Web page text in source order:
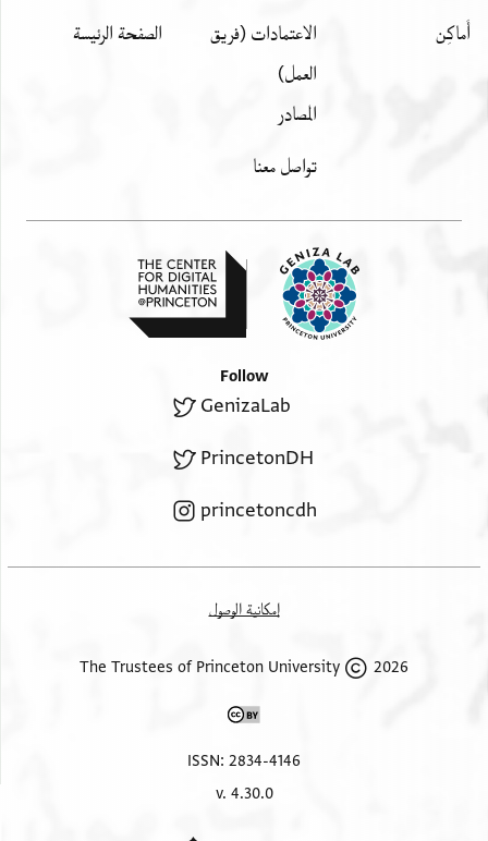
أَماكِن
الاعتمادات (فريق
العمل)
المصادر
تواصل معنا
الصفحة الرئيسة
Follow
GenizaLab
PrincetonDH
princetoncdh
إمكانية الوصول
2026 The Trustees of Princeton University
ISSN: 2834-4146
v. 4.30.0